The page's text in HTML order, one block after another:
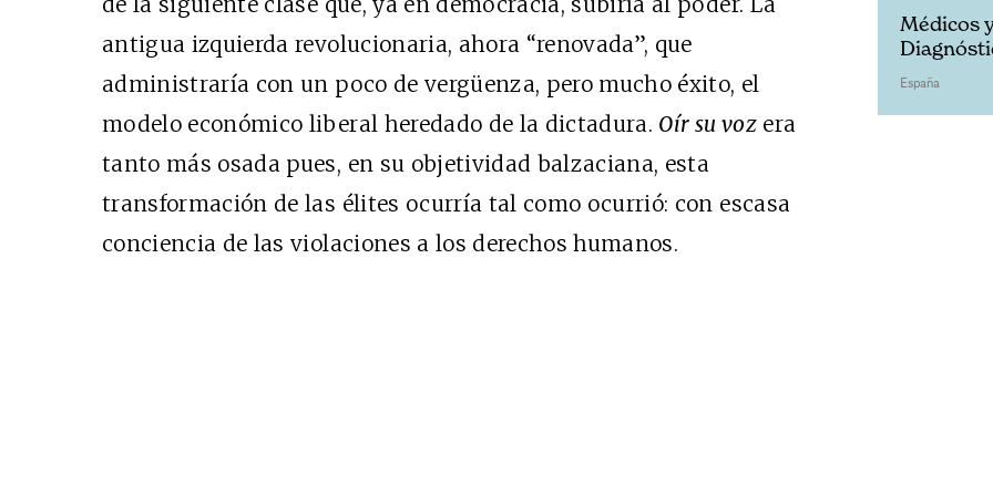
antigua izquierda revolucionaria, ahora “renovada”, que
administraría con un poco de vergüenza, pero mucho éxito, el
modelo económico liberal heredado de la dictadura. Oír su vozera
tanto más osada pues, en su objetividad balzaciana, esta
transformación de las élites ocurría tal como ocurrió: con escasa
conciencia de las violaciones a los derechos humanos.
Médicos
España